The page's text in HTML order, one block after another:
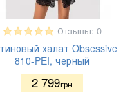
Отзывы: 0
халат Obsessive
810-PEI, черный
2 799грн